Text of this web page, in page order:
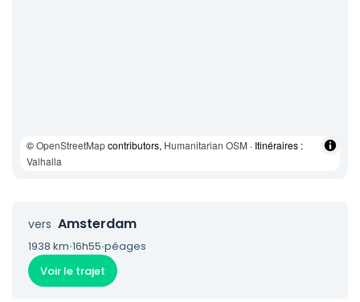
©OpenStreetMapcontributors, Humanitarian OSM · Itinéraires :
Valhalla
vers Amsterdam
1938 km·16h55·péages
Voir le trajet